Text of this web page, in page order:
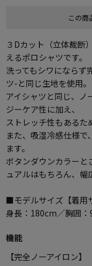
この商
３Dカット（立体裁断
えるポロシャツです。
洗ってもシワになら
ツ-と同じ生地を使用。
アイシャツと同じ、ノ
ジーケア性に加え、
ストレッチ性もあるた
また、吸湿冷感仕様
ます。
ボタンダウンカラーと
ュアルはもちろん、幅
■モデルサイズ【着用
身長：180cm／胸囲
機能
【完全ノーアイロン】